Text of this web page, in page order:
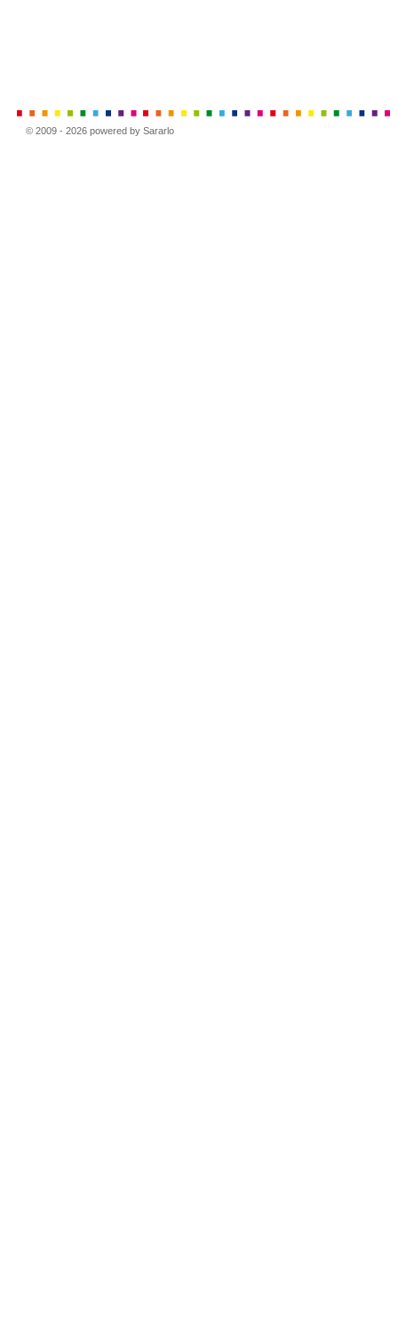
© 2009 - 2026 powered by Sararlo